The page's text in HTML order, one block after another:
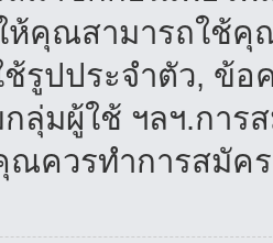
ห้คุณสามารถใช้คุ
รูปประจำตัว, ข้อ
ลุ่มผู้ใช้ ฯลฯ.การ
ณควรทำการสมัค